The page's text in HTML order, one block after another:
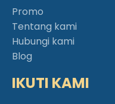
Promo
Tentang kami
Hubungi kami
Blog
IKUTI KAMI